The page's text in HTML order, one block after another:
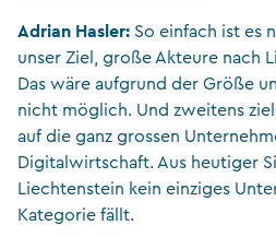
Adrian Hasler: So einfach ist es
unser Ziel, große Akteure nach
Das wäre aufgrund der Größe
nicht möglich. Und zweitens
auf die ganz grossen
Digitalwirtschaft. Aus heutiger
Liechtenstein kein einziges
Kategorie fällt.